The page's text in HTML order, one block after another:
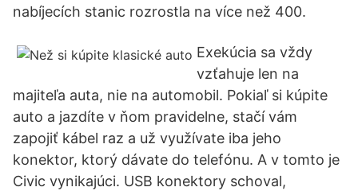
nabíjecích stanic rozrostla na více než 400.
Exekúcia sa vždy
vzťahuje len na
majiteľa auta, nie na automobil. Pokiaľ si kúpite
auto a jazdíte v ňom pravidelne, stačí vám
zapojiť kábel raz a už využívate iba jeho
konektor, ktorý dávate do telefónu. A v tomto je
Civic vynikajúci. USB konektory schoval,